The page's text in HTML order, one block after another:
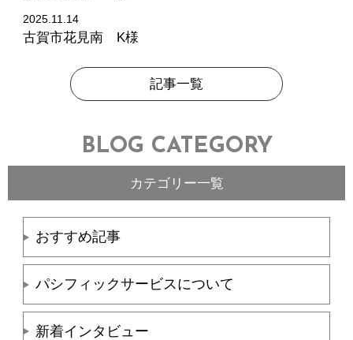
2025.11.14
古賀市花見南 K様
記事一覧
BLOG CATEGORY
カテゴリー一覧
おすすめ記事
パシフィックサービスについて
新着インタビュー